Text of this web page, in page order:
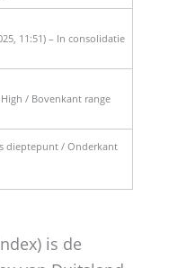
11:51) – In consolidatie
/ Bovenkant range
dieptepunt / Onderkant
is de